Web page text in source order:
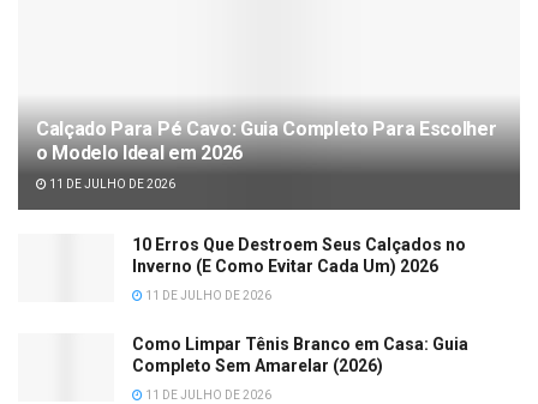
Calçado Para Pé Cavo: Guia Completo Para Escolher
o Modelo Ideal em 2026
11 DE JULHO DE 2026
10 Erros Que Destroem Seus Calçados no
Inverno (E Como Evitar Cada Um) 2026
11 DE JULHO DE 2026
Como Limpar Tênis Branco em Casa: Guia
Completo Sem Amarelar (2026)
11 DE JULHO DE 2026